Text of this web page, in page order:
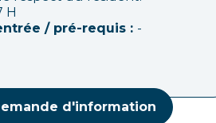
H
/ pré-requis : -
d'information